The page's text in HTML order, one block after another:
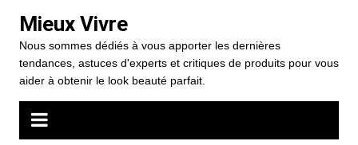
contenu
Mieux Vivre
Nous sommes dédiés à vous apporter les dernières
tendances, astuces d'experts et critiques de produits pour vous
aider à obtenir le look beauté parfait.